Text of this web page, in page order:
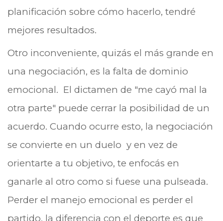
planificación sobre cómo hacerlo, tendré
mejores resultados.
Otro inconveniente, quizás el más grande en
una negociación, es la falta de dominio
emocional. El dictamen de "me cayó mal la
otra parte" puede cerrar la posibilidad de un
acuerdo. Cuando ocurre esto, la negociación
se convierte en un duelo y en vez de
orientarte a tu objetivo, te enfocás en
ganarle al otro como si fuese una pulseada.
Perder el manejo emocional es perder el
partido, la diferencia con el deporte es que